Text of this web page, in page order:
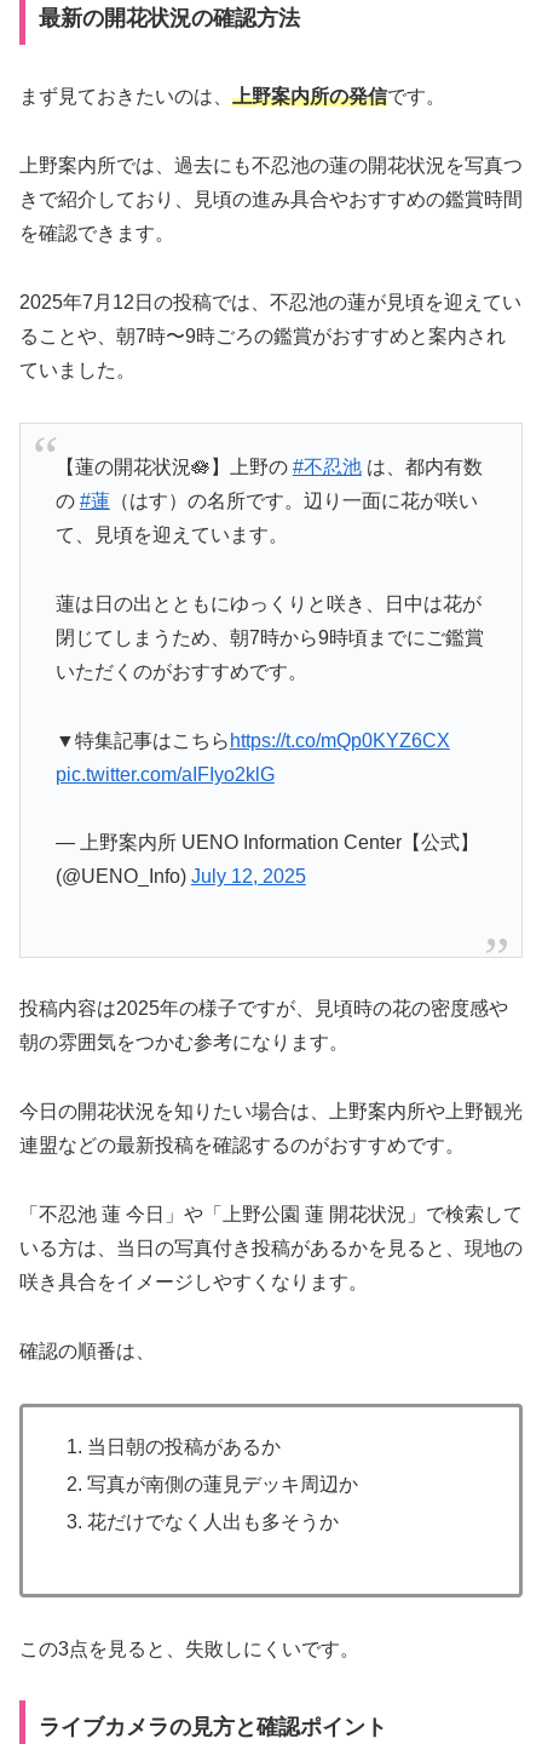
最新の開花状況の確認方法
まず見ておきたいのは、 上野案内所の発信です。
上野案内所では、過去にも不忍池の蓮の開花状況を写真つ
きで紹介しており、見頃の進み具合やおすすめの鑑賞時間
を確認できます。
2025年7月12日の投稿では、不忍池の蓮が見頃を迎えてい
ることや、朝7時〜9時ごろの鑑賞がおすすめと案内され
ていました。
【蓮の開花状況🪷】上野の #不忍池は、都内有数
の #蓮（はす）の名所です。辺り一面に花が咲い
て、見頃を迎えています。
蓮は日の出とともにゆっくりと咲き、日中は花が
閉じてしまうため、朝7時から9時頃までにご鑑賞
いただくのがおすすめです。
▼特集記事はこちら https://t.co/mQp0KYZ6CX
pic.twitter.com/aIFIyo2klG
— 上野案内所 UENO Information Center【公式】
(@UENO_Info) July 12, 2025
投稿内容は2025年の様子ですが、見頃時の花の密度感や
朝の雰囲気をつかむ参考になります。
今日の開花状況を知りたい場合は、上野案内所や上野観光
連盟などの最新投稿を確認するのがおすすめです。
「不忍池 蓮 今日」や「上野公園 蓮 開花状況」で検索して
いる方は、当日の写真付き投稿があるかを見ると、現地の
咲き具合をイメージしやすくなります。
確認の順番は、
当日朝の投稿があるか
写真が南側の蓮見デッキ周辺か
花だけでなく人出も多そうか
この3点を見ると、失敗しにくいです。
ライブカメラの見方と確認ポイント